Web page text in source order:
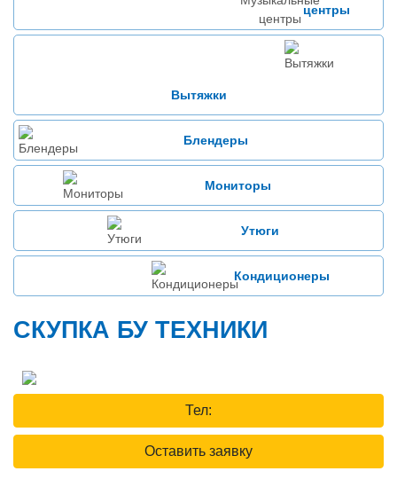
центры
Вытяжки
Блендеры
Мониторы
Утюги
Кондиционеры
СКУПКА БУ ТЕХНИКИ
Тел:
Оставить заявку